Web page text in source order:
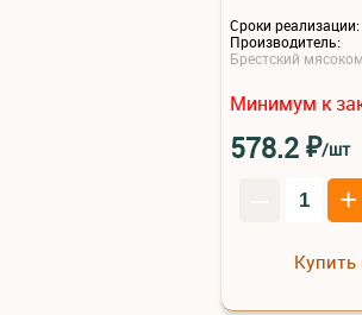
Сроки реализации:
Производитель:
Брестский
Минимум к
578.2₽/шт
+
Купить